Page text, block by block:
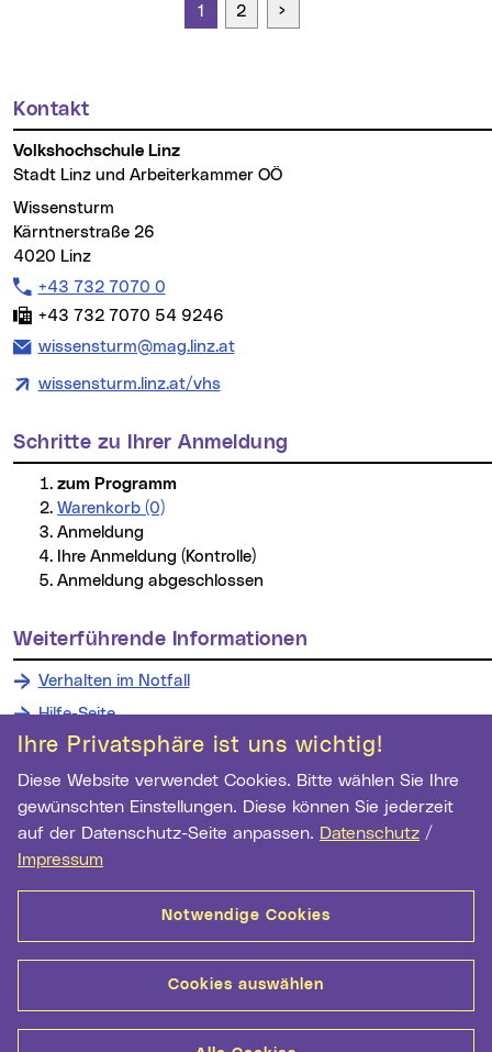
Ihre Privatsphäre ist uns wichtig!
Diese Website verwendet Cookies. Bitte wählen Sie Ihre
gewünschten Einstellungen. Diese können Sie jederzeit
auf der Datenschutz-Seite anpassen. Datenschutz /
Impressum
Notwendige Cookies
Cookies auswählen
1 2 Seite vorwärts
Weitere Informationen
Kontakt
Volkshochschule Linz
Stadt Linz und Arbeiterkammer OÖ
Wissensturm
Kärntnerstraße 26
4020 Linz
Telefon:
+43 732 7070 0
Fax:
+43 732 7070 54 9246
E-Mail Adresse:
wissensturm@mag.linz.at
wissensturm.linz.at/vhs
Schritte zu Ihrer Anmeldung
zum Programm
Warenkorb (0)
Anmeldung
Ihre Anmeldung (Kontrolle)
Anmeldung abgeschlossen
weiterführende Informationen
Verhalten im Notfall
Hilfe-Seite
Wichtige Links
Newsletter Anmeldung
Anmelden